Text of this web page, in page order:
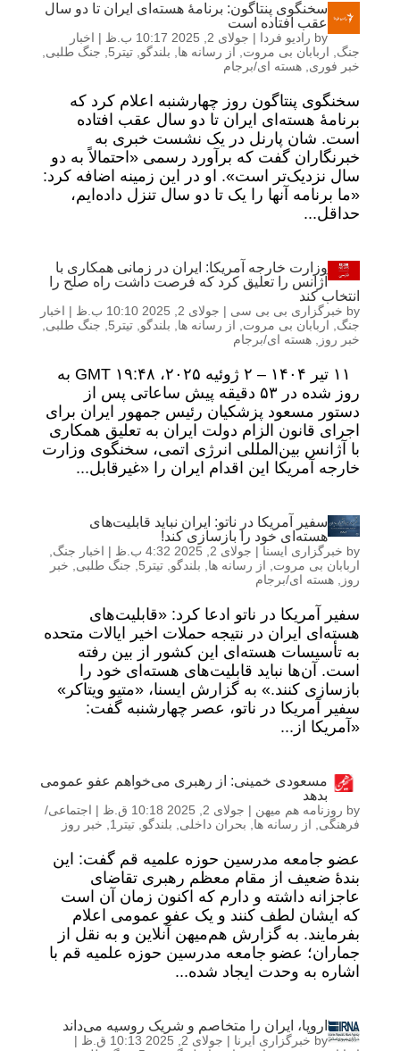
سخنگوی پنتاگون: برنامهٔ هسته‌ای ایران تا دو سال
عقب افتاده است
by رادیو فردا | جولای 2, 2025 10:17 ب.ظ | اخبار
جنگ
اربابان بی مروت از رسانه ها بلندگو تیتر5 جنگ طلبی
خبر فوری هسته ای/برجام
سخنگوی پنتاگون روز چهارشنبه اعلام کرد که
برنامهٔ هسته‌ای ایران تا دو سال عقب افتاده
است. شان پارنل در یک نشست خبری به
خبرنگاران گفت که برآورد رسمی «احتمالاً به دو
سال نزدیک‌تر است». او در این زمینه اضافه کرد:
«ما برنامه آنها را یک تا دو سال تنزل داده‌ایم،
حداقل...
وزارت خارجه آمریکا: ایران در زمانی همکاری با
آژانس را تعلیق کرد که فرصت داشت راه صلح را
انتخاب کند
by خبرگزاری بی بی سی | جولای 2, 2025 10:10 ب.ظ | اخبار
جنگ
اربابان بی مروت از رسانه ها بلندگو تیتر5 جنگ طلبی
خبر روز
هسته ای/برجام
۱۱ تیر ۱۴۰۴ – ۲ ژوئیه ۲۰۲۵، ۱۹:۴۸ GMT به
روز شده در ۵۳ دقیقه پیش ساعاتی پس از
دستور مسعود پزشکیان رئیس جمهور ایران برای
اجرای قانون الزام دولت ایران به تعلیق همکاری
با آژانس بین‌المللی انرژی اتمی، سخنگوی وزارت
خارجه آمریکا این اقدام ایران را «غیرقابل...
سفیر آمریکا در ناتو: ایران نباید قابلیت‌های
هسته‌ای خود را بازسازی کند!
by خبرگزاری ایسنا | جولای 2, 2025 4:32 ب.ظ | اخبار جنگ
اربابان بی مروت
از رسانه ها بلندگو تیتر5 جنگ طلبی
خبر
روز
هسته ای/برجام
سفیر آمریکا در ناتو ادعا کرد: «قابلیت‌های
هسته‌ای ایران در نتیجه حملات اخیر ایالات متحده
به تأسیسات هسته‌ای این کشور از بین رفته
است. آن‌ها نباید قابلیت‌های هسته‌ای خود را
بازسازی کنند.» به گزارش ایسنا، «متیو ویتاکر»
سفیر آمریکا در ناتو، عصر چهارشنبه گفت:
«آمریکا از...
مسعودی خمینی: از رهبری می‌خواهم عفو عمومی
بدهد
by روزنامه هم میهن | جولای 2, 2025 10:18 ق.ظ | اجتماعی/
فرهنگی
از رسانه ها بحران داخلی بلندگو تیتر1 خبر روز
عضو جامعه مدرسین حوزه علمیه قم گفت: این
بندۀ ضعیف از مقام معظم رهبری تقاضای
عاجزانه داشته و دارم که اکنون زمان آن است
که ایشان لطف کنند و یک عفو عمومی اعلام
بفرمایند. به گزارش هم‌میهن آنلاین و به نقل از
جماران؛ عضو جامعه مدرسین حوزه علمیه قم با
اشاره به وحدت ایجاد شده...
اروپا، ایران را متخاصم و شریک روسیه می‌داند
by خبرگزاری ایرنا | جولای 2, 2025 10:13 ق.ظ
|